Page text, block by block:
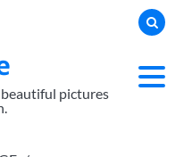
pictures